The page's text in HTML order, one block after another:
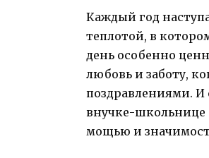
Каждый год
теплотой, в
день особенно
любовь и заботу,
поздравлениями. И
внучке-школьнице
мощью и